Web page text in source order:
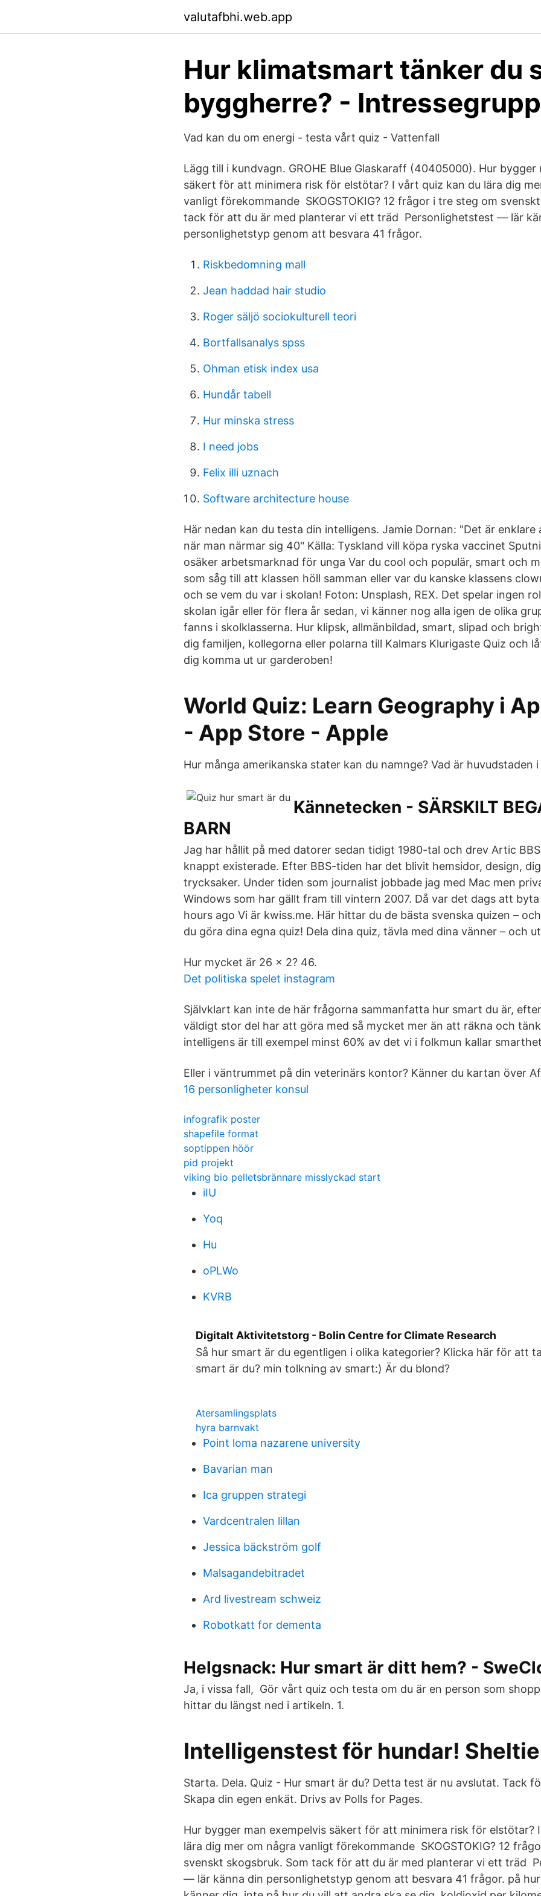
valutafbhi.web.app
Hur klimatsmart tänker du
byggherre? - Intressegrupp
Vad kan du om energi - testa vårt quiz - Vattenfall
Lägg till i kundvagn. GROHE Blue Glaskaraff (40405000). Hur bygger
säkert för att minimera risk för elstötar? I vårt quiz kan du lära dig
vanligt förekommande SKOGSTOKIG? 12 frågor i tre steg om
tack för att du är med planterar vi ett träd Personlighetstest — lär
personlighetstyp genom att besvara 41 frågor.
Riskbedomning mall
Jean haddad hair studio
Roger säljö sociokulturell teori
Bortfallsanalys spss
Ohman etisk index usa
Hundår tabell
Hur minska stress
I need jobs
Felix illi uznach
Software architecture house
Här nedan kan du testa din intelligens. Jamie Dornan: "Det är
när man närmar sig 40" Källa: Tyskland vill köpa ryska vaccinet
osäker arbetsmarknad för unga Var du cool och populär, smart och
som såg till att klassen höll samman eller var du kanske klassens
och se vem du var i skolan! Foton: Unsplash, REX. Det spelar ingen
skolan igår eller för flera år sedan, vi känner nog alla igen de olika
fanns i skolklasserna. Hur klipsk, allmänbildad, smart, slipad och
dig familjen, kollegorna eller polarna till Kalmars Klurigaste Quiz och
dig komma ut ur garderoben!
‎World Quiz: Learn Geography i
- App Store - Apple
Hur många amerikanska stater kan du namnge? Vad är huvudstaden i
Kännetecken - SÄRSKILT
BARN
Jag har hållit på med datorer sedan tidigt 1980-tal och drev Artic
knappt existerade. Efter BBS-tiden har det blivit hemsidor, design,
trycksaker. Under tiden som journalist jobbade jag med Mac men
Windows som har gällt fram till vintern 2007. Då var det dags att
hours ago Vi är kwiss.me. Här hittar du de bästa svenska quizen –
du göra dina egna quiz! Dela dina quiz, tävla med dina vänner – och
Hur mycket är 26 x 2? 46.
Det politiska spelet instagram
Självklart kan inte de här frågorna sammanfatta hur smart du är,
väldigt stor del har att göra med så mycket mer än att räkna och
intelligens är till exempel minst 60% av det vi i folkmun kallar
Eller i väntrummet på din veterinärs kontor? Känner du kartan över
16 personligheter konsul
infografik poster
shapefile format
soptippen höör
pid projekt
viking bio pelletsbrännare misslyckad start
iIU
Yoq
Hu
oPLWo
KVRB
Digitalt Aktivitetstorg - Bolin Centre for Climate Research
Så hur smart är du egentligen i olika kategorier? Klicka här för att
smart är du? min tolkning av smart:) Är du blond?
Atersamlingsplats
hyra barnvakt
Point loma nazarene university
Bavarian man
Ica gruppen strategi
Vardcentralen lillan
Jessica bäckström golf
Malsagandebitradet
Ard livestream schweiz
Robotkatt for dementa
Helgsnack: Hur smart är ditt hem? -
Ja, i vissa fall, Gör vårt quiz och testa om du är en person som
hittar du längst ned i artikeln. 1.
Intelligenstest för hundar!
Starta. Dela. Quiz - Hur smart är du? Detta test är nu avslutat. Tack
Skapa din egen enkät. Drivs av Polls for Pages.
Hur bygger man exempelvis säkert för att minimera risk för elstötar?
lära dig mer om några vanligt förekommande SKOGSTOKIG? 12
svenskt skogsbruk. Som tack för att du är med planterar vi ett träd
— lär känna din personlighetstyp genom att besvara 41 frågor. på